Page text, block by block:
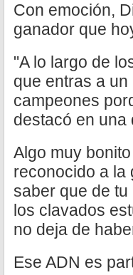
Con emoción,
ganador que
"A lo largo de
que entras a
campeones
destacó en una
Algo muy
reconocido a la
saber que de
los clavados
no deja de
Ese ADN es